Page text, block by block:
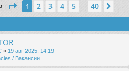
Страница из 40
1 2 3 4 5 40
« 19 авг 2025, 14:19
/ Вакансии